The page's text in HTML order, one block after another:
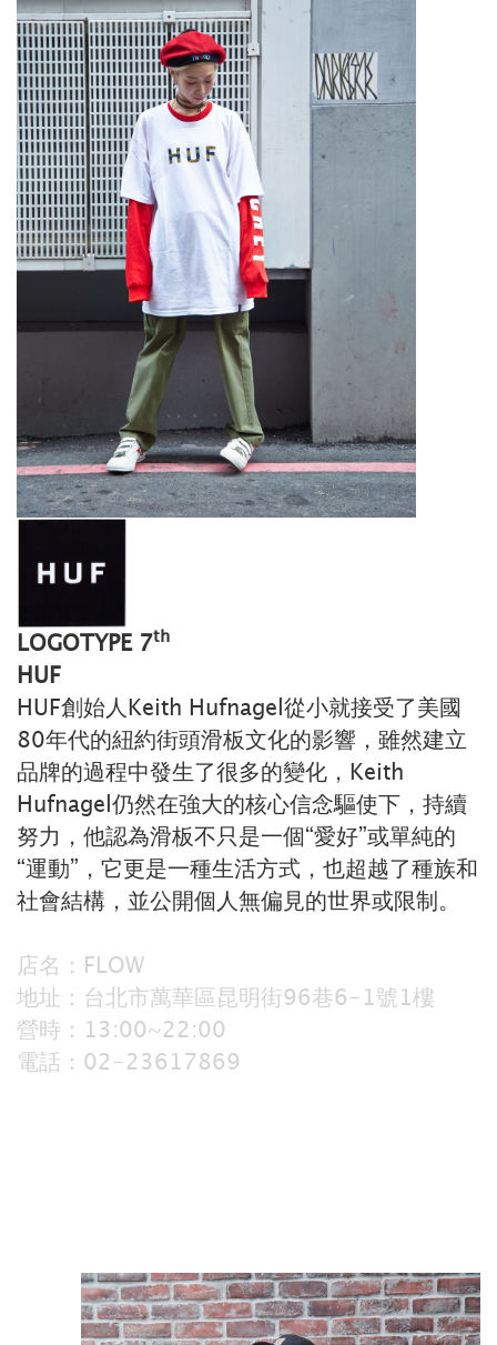
LOGOTYPE 7th
HUF
HUF創始人Keith Hufnagel從小就接受了美國
80年代的紐約街頭滑板文化的影響，雖然建立
品牌的過程中發生了很多的變化，Keith
Hufnagel仍然在強大的核心信念驅使下，持續
努力，他認為滑板不只是一個“愛好”或單純的
“運動”，它更是一種生活方式，也超越了種族和
社會結構，並公開個人無偏見的世界或限制。
店名：FLOW
地址：台北市萬華區昆明街96巷6-1號1樓
營時：13:00~22:00
電話：02-23617869